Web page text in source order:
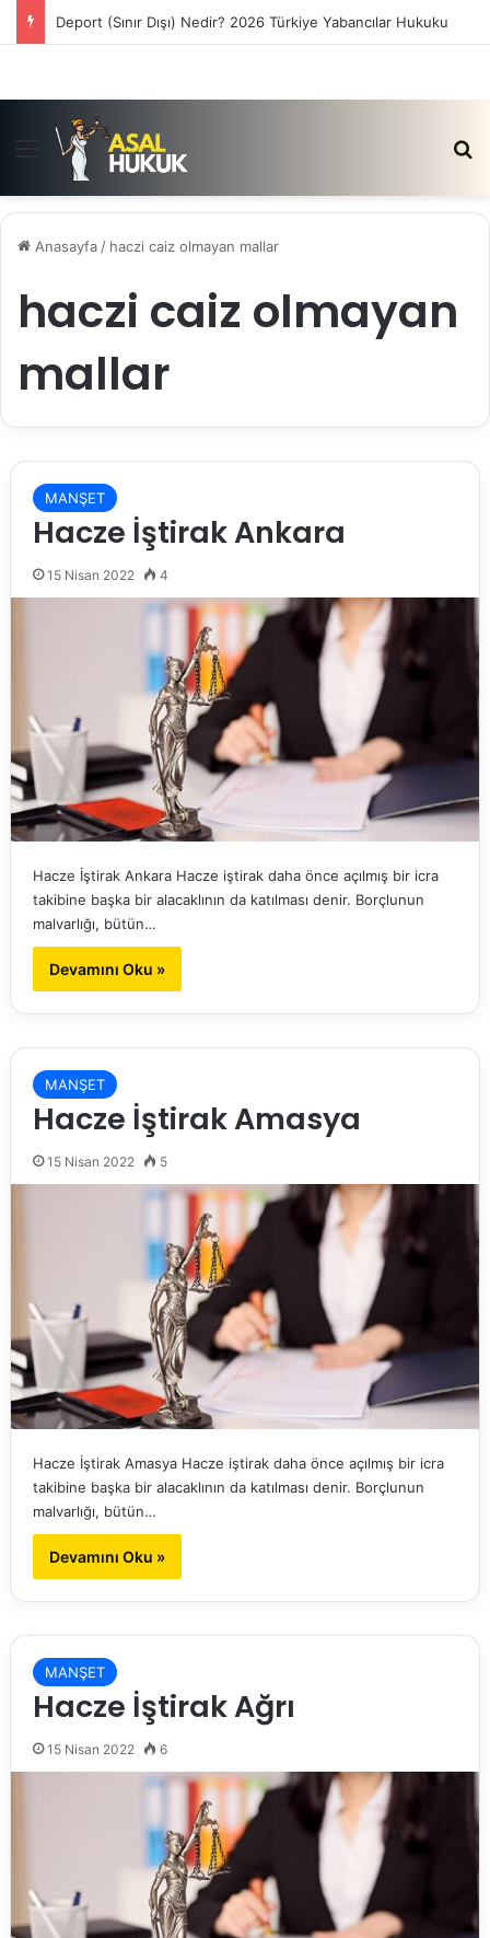
Deport (Sınır Dışı) Nedir? 2026 Türkiye Yabancılar Hukuku
Menü
Anasayfa / haczi caiz olmayan mallar
haczi caiz olmayan
mallar
MANŞET
Hacze İştirak Ankara
15 Nisan 2022 4
Hacze İştirak Ankara Hacze iştirak daha önce açılmış bir icra
takibine başka bir alacaklının da katılması denir. Borçlunun
malvarlığı, bütün…
Devamını Oku »
MANŞET
Hacze İştirak Amasya
15 Nisan 2022 5
Hacze İştirak Amasya Hacze iştirak daha önce açılmış bir icra
takibine başka bir alacaklının da katılması denir. Borçlunun
malvarlığı, bütün…
Devamını Oku »
MANŞET
Hacze İştirak Ağrı
15 Nisan 2022 6